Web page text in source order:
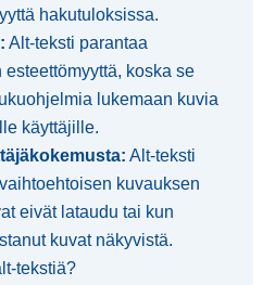
hakutuloksissa.
Alt-teksti parantaa
koska se
lukemaan kuvia
käyttäjille.
Alt-teksti
kuvauksen
eivät lataudu tai kun
kuvat näkyvistä.
tekstiä?